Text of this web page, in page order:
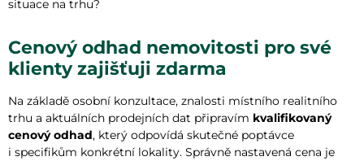
situace na trhu?
Cenový odhad nemovitosti pro své
klienty zajišťuji zdarma
Na základě osobní konzultace, znalosti místního realitního
trhu a aktuálních prodejních dat připravím kvalifikovaný
cenový odhad, který odpovídá skutečné poptávce
i specifikům konkrétní lokality. Správně nastavená cena je